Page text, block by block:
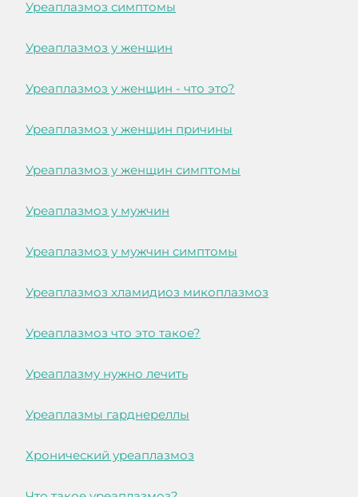
Уреаплазмоз симптомы
Уреаплазмоз у женщин
Уреаплазмоз у женщин - что это?
Уреаплазмоз у женщин причины
Уреаплазмоз у женщин симптомы
Уреаплазмоз у мужчин
Уреаплазмоз у мужчин симптомы
Уреаплазмоз хламидиоз микоплазмоз
Уреаплазмоз что это такое?
Уреаплазму нужно лечить
Уреаплазмы гарднереллы
Хронический уреаплазмоз